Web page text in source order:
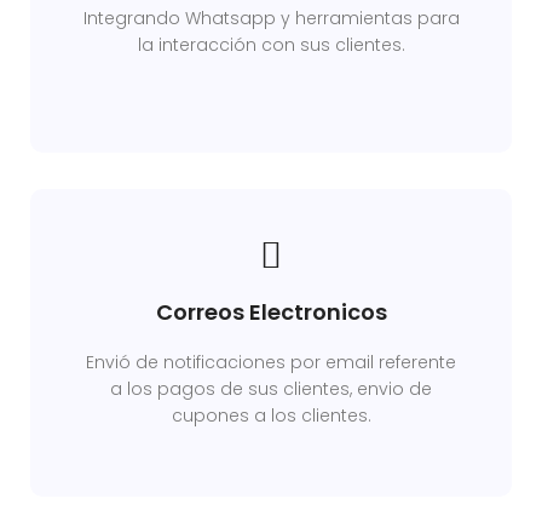
Integrando Whatsapp y herramientas para
la interacción con sus clientes.
Correos Electronicos
Envió de notificaciones por email referente
a los pagos de sus clientes, envio de
cupones a los clientes.